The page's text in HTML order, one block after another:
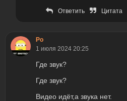
Ответить Цитата
Ро
1 июля 2024 20:25
Где звук?
Где звук?
Видео идёт,а звука нет.